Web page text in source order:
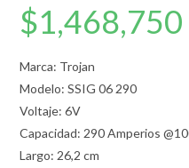
$1,468,750
Marca: Trojan
Modelo: SSIG 06 290
Voltaje: 6V
Capacidad: 290 Amperios
Largo: 26,2 cm